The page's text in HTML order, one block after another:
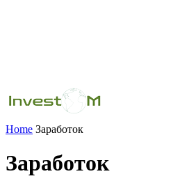
Home Заработок
Заработок